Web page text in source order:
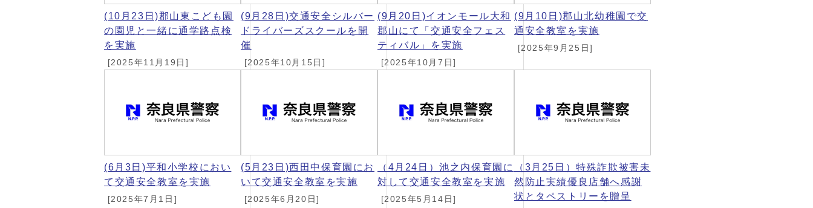
(10月23日)郡山東こども園
の園児と一緒に通学路点検
を実施
[2025年11月19日]
(9月28日)交通安全シルバー
ドライバーズスクールを開
催
[2025年10月15日]
(9月20日)イオンモール大和
郡山にて「交通安全フェス
ティバル」を実施
[2025年10月7日]
(9月10日)郡山北幼稚園で交
通安全教室を実施
[2025年9月25日]
(6月3日)平和小学校におい
て交通安全教室を実施
[2025年7月1日]
(5月23日)西田中保育園にお
いて交通安全教室を実施
[2025年6月20日]
（4月24日）池之内保育園に
対して交通安全教室を実施
[2025年5月14日]
（3月25日）特殊詐欺被害未
然防止実績優良店舗へ感謝
状とタペストリーを贈呈